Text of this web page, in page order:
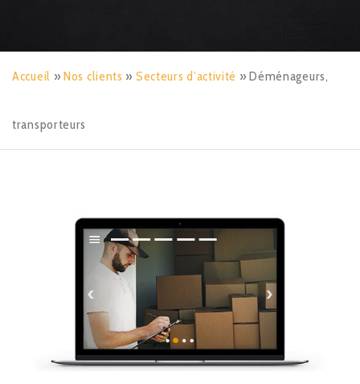
Accueil »Nos clients » Secteurs d’activité »Déménageurs,
transporteurs